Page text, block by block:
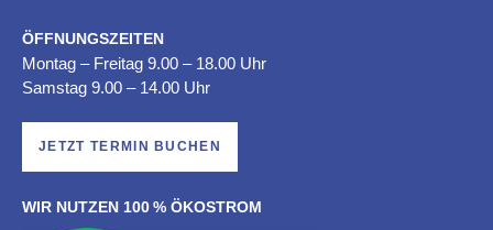
ÖFFNUNGSZEITEN
Montag – Freitag 9.00 – 18.00 Uhr
Samstag 9.00 – 14.00 Uhr
JETZT TERMIN BUCHEN
WIR NUTZEN 100 % ÖKOSTROM